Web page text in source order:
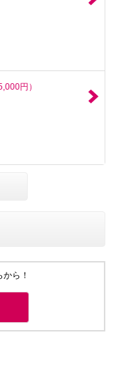
円）
ら！